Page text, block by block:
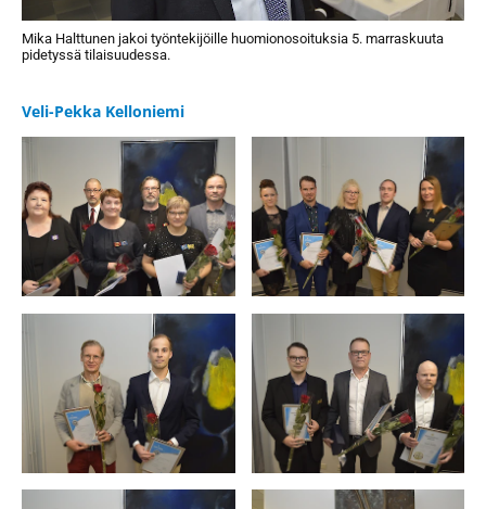
Mika Halttunen jakoi työntekijöille huomionosoituksia 5. marraskuuta
pidetyssä tilaisuudessa.
Veli-Pekka Kelloniemi